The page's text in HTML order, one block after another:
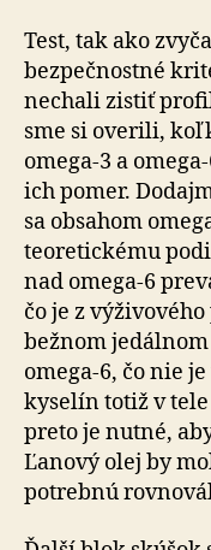
Test, tak ako
bezpečnostné
nechali zistiť
sme si overili,
omega-3 a
ich pomer.
sa obsahom
teoretickému
nad omega-6
čo je z
bežnom
omega-6, čo nie
kyselín totiž v
preto je nutné,
Ľanový olej by
potrebnú